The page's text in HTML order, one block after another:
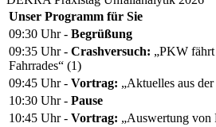
Unser Programm für Sie
09:30 Uhr - Begrüßung
09:35 Uhr - Crashversuch: „PKW fährt
Fahrrades“ (1)
09:45 Uhr - Vortrag: „Aktuelles aus
10:30 Uhr - Pause
10:45 Uhr - Vortrag: „Auswertung von